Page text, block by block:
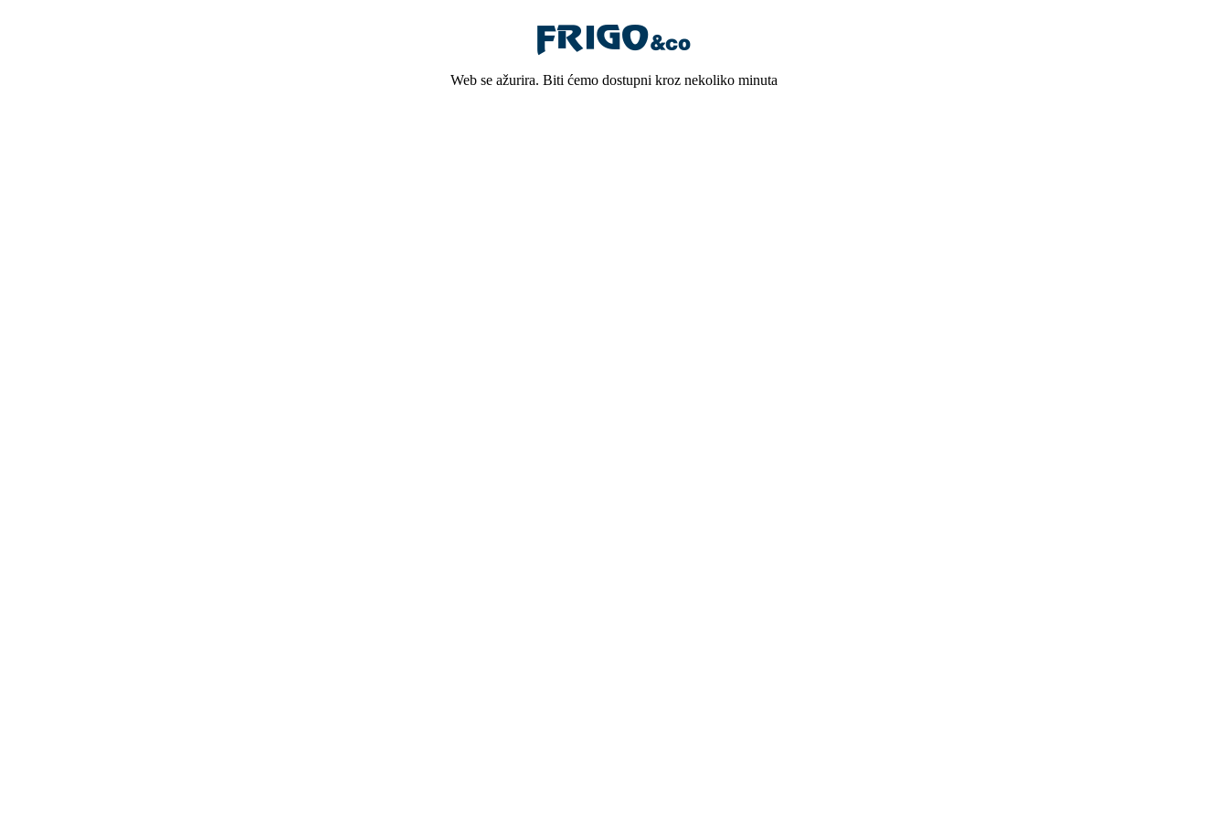
Web se ažurira. Biti ćemo dostupni kroz nekoliko minuta